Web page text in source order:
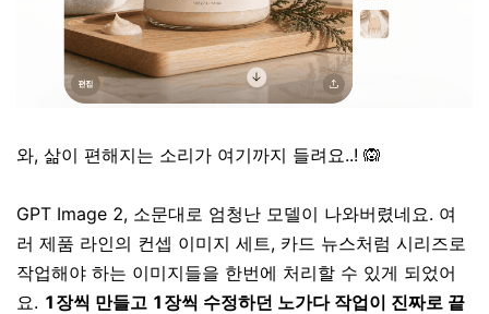
와, 삶이 편해지는 소리가 여기까지 들려요..! 🙉
GPT Image 2, 소문대로 엄청난 모델이 나와버렸네요. 여
러 제품 라인의 컨셉 이미지 세트, 카드 뉴스처럼 시리즈로
작업해야 하는 이미지들을 한번에 처리할 수 있게 되었어
요. 1장씩 만들고 1장씩 수정하던 노가다 작업이 진짜로 끝